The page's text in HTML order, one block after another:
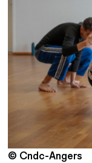
© Cndc-Angers